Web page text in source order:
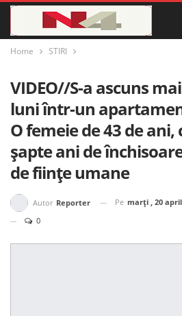
Home STIRI
VIDEO//S-a ascuns
luni într-un
O femeie de 43 de
șapte ani de
de ființe umane
Autor Reporter Pe marți , 20
0